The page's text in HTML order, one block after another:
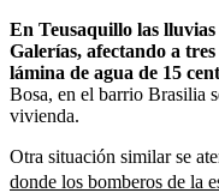
En Teusaquillo las
Galerías, afectando a
lámina de agua de 15
Bosa, en el barrio Brasilia
vivienda.
Otra situación similar se
donde los bomberos de la